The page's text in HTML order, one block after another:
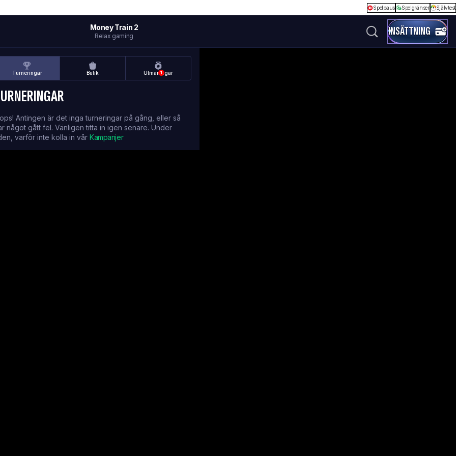
Spelpaus Spelgränser Självtest
Money Train 2
Relax gaming INSÄTTNING
Turneringar Butik 1
Utmaningar
Antingen är det inga turneringar på gång, eller så
något gått fel. Vänligen titta in igen senare. Under
varför inte kolla in vår Kampanjer